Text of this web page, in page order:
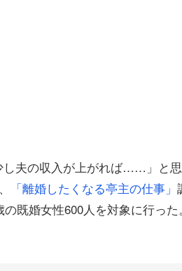
し夫の収入が上がれば……」と
「離婚したくなる亭主の仕事」
の既婚女性600人を対象に行った。